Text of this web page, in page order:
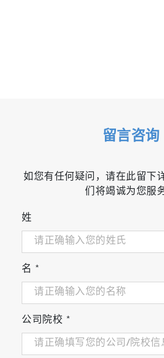
留言咨询
如您有任何疑问，请在此留下
们将竭诚为您服
姓
名 *
公司院校 *